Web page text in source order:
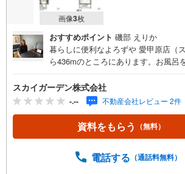
画像3枚
おすすめポイント 磯部 えりか
暮らしに便利なよろずや 愛甲原店（
ら436mのところにあります。お風呂
築戸建ての物件はいかがでしょうか。
でゆったりと暮らすことができる物件
使い方ひとつで家の雰囲気が変わり
もきっちりと収納できる洗面化粧台
者の顔が見えるTVインターホン付き。
スカイガーデン株式会社
-.-- 不動産会社レビュー 2件
資料をもらう （無料）
電話する （通話料無料）